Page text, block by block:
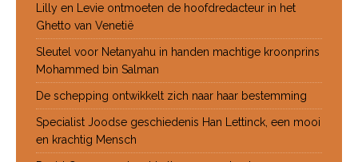
Lilly en Levie ontmoeten de hoofdredacteur in het
Ghetto van Venetië
Sleutel voor Netanyahu in handen machtige kroonprins
Mohammed bin Salman
De schepping ontwikkelt zich naar haar bestemming
Specialist Joodse geschiedenis Han Lettinck, een mooi
en krachtig Mensch